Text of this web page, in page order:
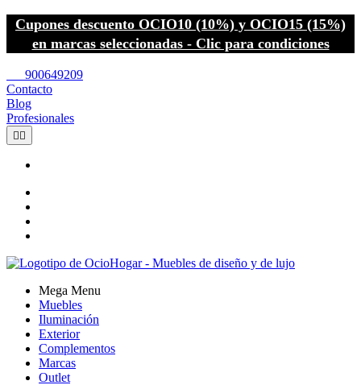
Cupones descuento OCIO10 (10%) y OCIO15 (15%)
en marcas seleccionadas - Clic para condiciones
900649209
Contacto
Blog
Profesionales
 
Mega Menu
Muebles
Iluminación
Exterior
Complementos
Marcas
Outlet